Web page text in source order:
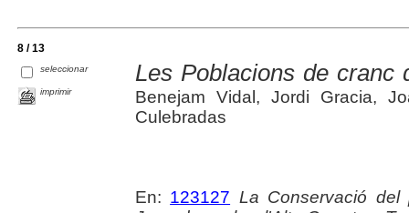
8 / 13
seleccionar
imprimir
Les Poblacions de cranc
Benejam Vidal, Jordi Gracia,
Culebradas
En: 123127 La Conservació del